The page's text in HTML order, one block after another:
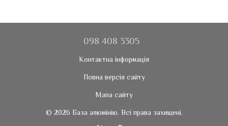
098 408 3305
Контактна інформація
Повна версія сайту
Мапа сайту
© 2026 База алюмінію. Всі права захищені.